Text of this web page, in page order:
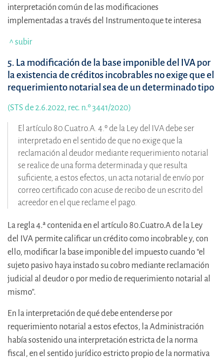
interpretación común de las modificaciones
implementadas a través del Instrumento.que te interesa
^ subir
5. La modificación de la base imponible del IVA por
la existencia de créditos incobrables no exige que el
requerimiento notarial sea de un determinado tipo
(STS de 2.6.2022, rec. n.º 3441/2020)
El artículo 80.Cuatro.A. 4.º de la Ley del IVA debe ser
interpretado en el sentido de que no exige que la
reclamación al deudor mediante requerimiento notarial
se realice de una forma determinada y que resulta
suficiente, a estos efectos, un acta notarial de envío por
correo certificado con acuse de recibo de un escrito del
acreedor en el que reclame el pago.
La regla 4.ª contenida en el artículo 80.Cuatro.A de la Ley
del IVA permite calificar un crédito como incobrable y, con
ello, modificar la base imponible del impuesto cuando “el
sujeto pasivo haya instado su cobro mediante reclamación
judicial al deudor o por medio de requerimiento notarial al
mismo”.
En la interpretación de qué debe entenderse por
requerimiento notarial a estos efectos, la Administración
había sostenido una interpretación estricta de la norma
fiscal, en el sentido jurídico estricto propio de la normativa